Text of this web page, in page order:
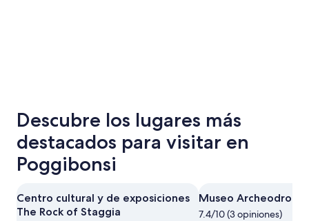
Descubre los lugares más
destacados para visitar en
Poggibonsi
Centro cultural y de exposiciones
The Rock of Staggia
Museo
7.4/10 (3 opiniones)